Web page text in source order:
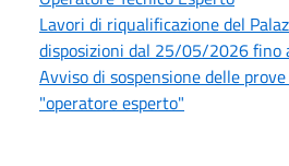
Lavori di riqualificazione del
disposizioni dal 25/05/2026
Avviso di sospensione delle
"operatore esperto"